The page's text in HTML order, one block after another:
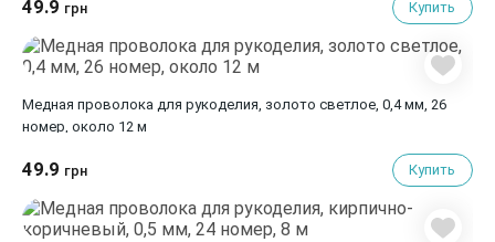
49.9 грн Купить
Медная проволока для рукоделия, золото светлое, 0,4 мм, 26
номер, около 12 м
49.9 грн Купить